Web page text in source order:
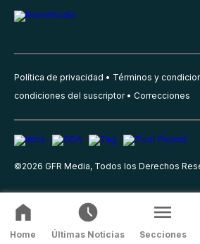
Política de privacidad Términos y
condiciones del suscriptor
Correcciones
©2026 GFR Media, Todos los Derechos
Home Últimas Noticias Secciones